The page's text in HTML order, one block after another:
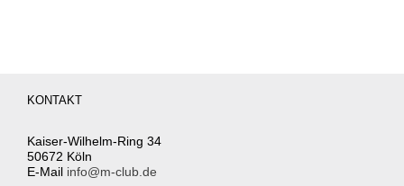
KONTAKT
Kaiser-Wilhelm-Ring 34
50672 Köln
E-Mail info@m-club.de